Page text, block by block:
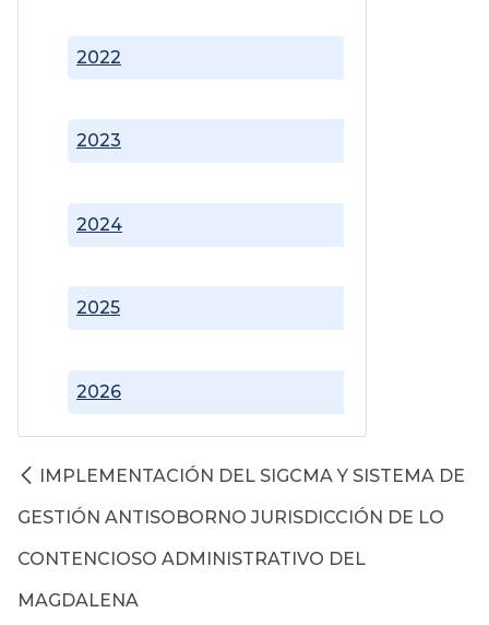
2022
2023
2024
2025
2026
IMPLEMENTACIÓN DEL SIGCMA Y SISTEMA DE
GESTIÓN ANTISOBORNO JURISDICCIÓN DE LO
CONTENCIOSO ADMINISTRATIVO DEL
MAGDALENA